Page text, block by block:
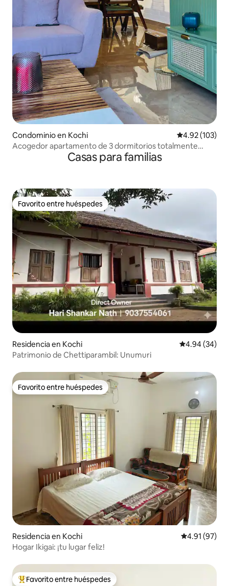
Condominio en Kochi Calificación
4.92 (103)
Acogedor apartamento de 3 dormitorios totalmente
amueblado en KochiCasas para familias
Favorito entre huéspedes
Favorito entre huéspedes
Residencia en Kochi Calificación
4.94 (34)
Patrimonio de Chettiparambil: Unumuri
Favorito entre huéspedes
Favorito entre huéspedes
Residencia en Kochi Calificación
4.91 (97)
Hogar Ikigai: ¡tu lugar feliz!
De los mejores en Favorito entre huéspedes
Favorito entre huéspedes